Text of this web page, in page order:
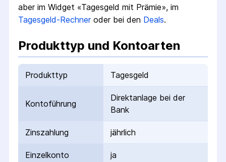
aber im Widget «Tagesgeld mit Prämie», im
Tagesgeld-Rechneroder bei den Deals.
Produkttyp und Kontoarten
Produkttyp Tagesgeld
Kontoführung
Direktanlage bei der
Bank
Zinszahlung jährlich
Einzelkonto ja